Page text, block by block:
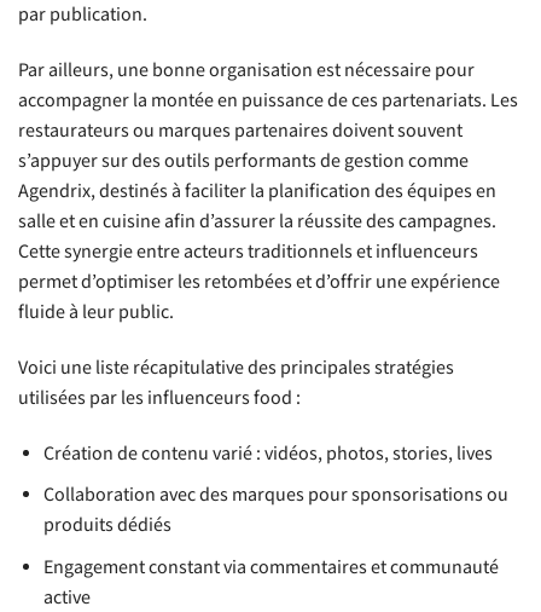
par publication.
Par ailleurs, une bonne organisation est nécessaire pour
accompagner la montée en puissance de ces partenariats. Les
restaurateurs ou marques partenaires doivent souvent
s’appuyer sur des outils performants de gestion comme
Agendrix, destinés à faciliter la planification des équipes en
salle et en cuisine afin d’assurer la réussite des campagnes.
Cette synergie entre acteurs traditionnels et influenceurs
permet d’optimiser les retombées et d’offrir une expérience
fluide à leur public.
Voici une liste récapitulative des principales stratégies
utilisées par les influenceurs food :
Création de contenu varié : vidéos, photos, stories, lives
Collaboration avec des marques pour sponsorisations ou
produits dédiés
Engagement constant via commentaires et communauté
active